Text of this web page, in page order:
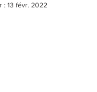
: 13 févr. 2022